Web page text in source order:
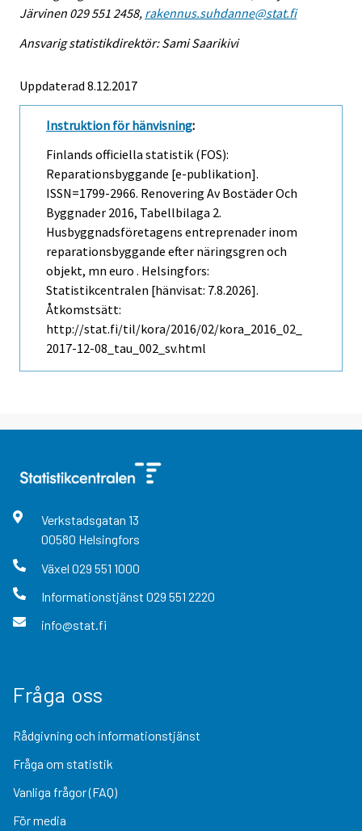
Järvinen 029 551 2458, rakennus.suhdanne@stat.fi
Ansvarig statistikdirektör: Sami Saarikivi
Uppdaterad 8.12.2017
Instruktion för hänvisning:
Finlands officiella statistik (FOS):
Reparationsbyggande [e-publikation].
ISSN=1799-2966. Renovering Av Bostäder Och
Byggnader 2016, Tabellbilaga 2.
Husbyggnadsföretagens entreprenader inom
reparationsbyggande efter näringsgren och
objekt, mn euro . Helsingfors:
Statistikcentralen [hänvisat: 7.8.2026].
Åtkomstsätt:
http://stat.fi/til/kora/2016/02/kora_2016_02_
2017-12-08_tau_002_sv.html
Verkstadsgatan 13
00580 Helsingfors
Växel 029 551 1000
Informationstjänst 029 551 2220
info@stat.fi
Fråga oss
Rådgivning och informationstjänst
Fråga om statistik
Vanliga frågor (FAQ)
För media